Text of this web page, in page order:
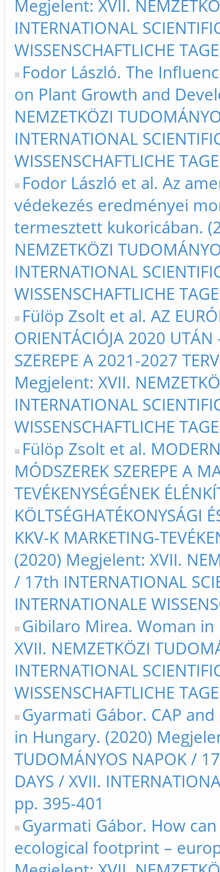
Megjelent: XVII.
INTERNATIONAL
WISSENSCHAFTLICHE
Fodor László. The
on Plant Growth and
NEMZETKÖZI
INTERNATIONAL
WISSENSCHAFTLICHE
Fodor László et al. Az
védekezés eredményei
termesztett kukoricában.
NEMZETKÖZI
INTERNATIONAL
WISSENSCHAFTLICHE
Fülöp Zsolt et al. AZ
ORIENTÁCIÓJA 2020
SZEREPE A 2021-2027
Megjelent: XVII.
INTERNATIONAL
WISSENSCHAFTLICHE
Fülöp Zsolt et al.
MÓDSZEREK SZEREPE A
TEVÉKENYSÉGÉNEK
KÖLTSÉGHATÉKONYSÁGI
KKV-K MARKETING-
(2020) Megjelent: XVII.
/ 17th INTERNATIONAL
INTERNATIONALE
Gibilaro Mirea. Woman
XVII. NEMZETKÖZI
INTERNATIONAL
WISSENSCHAFTLICHE
Gyarmati Gábor. CAP
in Hungary. (2020)
TUDOMÁNYOS NAPOK /
DAYS / XVII.
pp. 395-401
Gyarmati Gábor. How
ecological footprint –